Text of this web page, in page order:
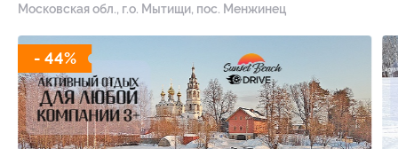
Московская обл., г.о. Мытищи, пос. Менжинец
- 44%